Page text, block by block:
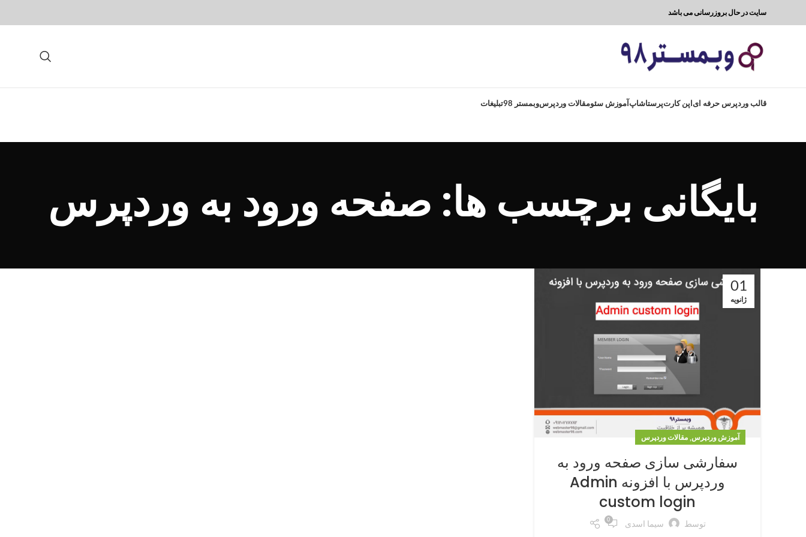
سایت در حال بروزرسانی می باشد
قالب وردپرس حرفه ایاپن کارتپرستاشاپآموزش سئومقالات وردپرسوبمستر 98 تبلیغات
بایگانی برچسب ها: صفحه ورود به وردپرس
01
ژانویه
آموزش وردپرس, مقالات وردپرس
سفارشی سازی صفحه ورود به
وردپرس با افزونه Admin
custom login
توسط سیما اسدی 0